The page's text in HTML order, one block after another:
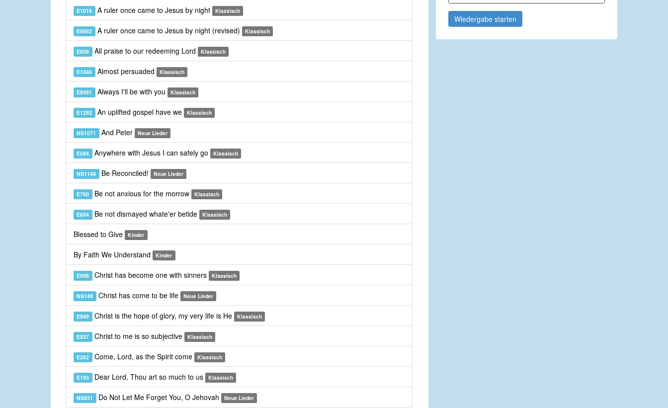
E1019 A ruler once came to Jesus by night Klassisch
E8692 A ruler once came to Jesus by night (revised) Klassisch
E858 All praise to our redeeming Lord Klassisch
E1046 Almost persuaded Klassisch
E8491 Always I'll be with you Klassisch
E1292 An uplifted gospel have we Klassisch
NS1071 And Peter Neue Lieder
E584 Anywhere with Jesus I can safely go Klassisch
NS1148 Be Reconciled! Neue Lieder
E700 Be not anxious for the morrow Klassisch
E694 Be not dismayed whate'er betide Klassisch
Blessed to Give Kinder
By Faith We Understand Kinder
E998 Christ has become one with sinners Klassisch
NS149 Christ has come to be life Neue Lieder
E949 Christ is the hope of glory, my very life is He Klassisch
E537 Christ to me is so subjective Klassisch
E262 Come, Lord, as the Spirit come Klassisch
E193 Dear Lord, Thou art so much to us Klassisch
NS821 Do Not Let Me Forget You, O Jehovah Neue Lieder
Wiedergabe starten